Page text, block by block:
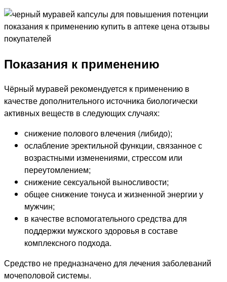
Показания к применению
Чёрный муравей рекомендуется к применению в
качестве дополнительного источника биологически
активных веществ в следующих случаях:
снижение полового влечения (либидо);
ослабление эректильной функции, связанное с
возрастными изменениями, стрессом или
переутомлением;
снижение сексуальной выносливости;
общее снижение тонуса и жизненной энергии у
мужчин;
в качестве вспомогательного средства для
поддержки мужского здоровья в составе
комплексного подхода.
Средство не предназначено для лечения заболеваний
мочеполовой системы.